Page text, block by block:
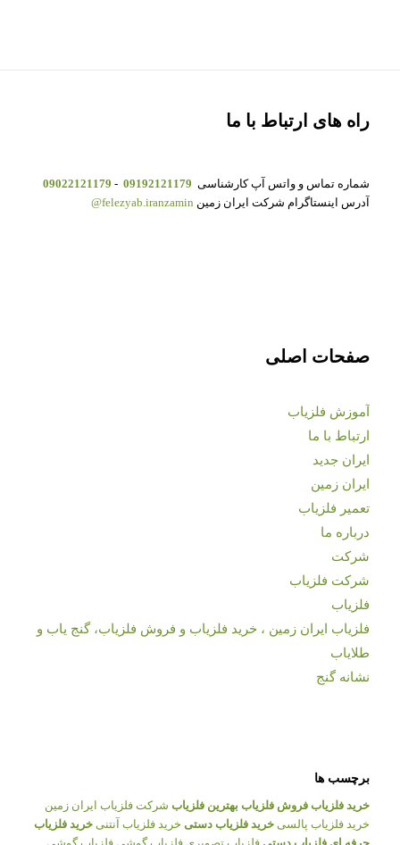
راه های ارتباط با ما
شماره تماس و واتس آپ کارشناسی 09192121179
-
09022121179
آدرس اینستاگرام شرکت ایران زمین felezyab.iranzamin@
صفحات اصلی
آموزش فلزیاب
ارتباط با ما
ایران جدید
ایران زمین
تعمیر فلزیاب
درباره ما
شرکت
شرکت فلزیاب
فلزیاب
فلزیاب ایران زمین ، خرید فلزیاب و فروش فلزیاب، گنج یاب و
طلایاب
نشانه گنج
برچسب ها
خرید فلزیاب فروش فلزیاب بهترین فلزیاب شرکت فلزیاب ایران زمین
خرید فلزیاب پالسی خرید فلزیاب دستی خرید فلزیاب آنتنی خرید فلزیاب